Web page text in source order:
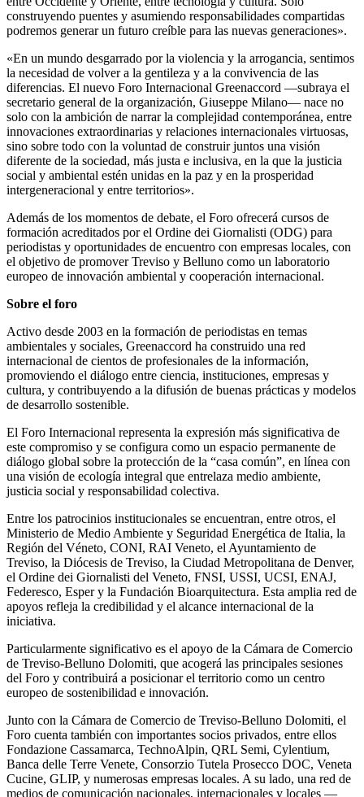
construyendo puentes y asumiendo responsabilidades compartidas
podremos generar un futuro creíble para las nuevas generaciones».
«En un mundo desgarrado por la violencia y la arrogancia, sentimos
la necesidad de volver a la gentileza y a la convivencia de las
diferencias. El nuevo Foro Internacional Greenaccord —subraya el
secretario general de la organización, Giuseppe Milano— nace no
solo con la ambición de narrar la complejidad contemporánea, entre
innovaciones extraordinarias y relaciones internacionales virtuosas,
sino sobre todo con la voluntad de construir juntos una visión
diferente de la sociedad, más justa e inclusiva, en la que la justicia
social y ambiental estén unidas en la paz y en la prosperidad
intergeneracional y entre territorios».
Además de los momentos de debate, el Foro ofrecerá cursos de
formación acreditados por el Ordine dei Giornalisti (ODG) para
periodistas y oportunidades de encuentro con empresas locales, con
el objetivo de promover Treviso y Belluno como un laboratorio
europeo de innovación ambiental y cooperación internacional.
Sobre el foro
Activo desde 2003 en la formación de periodistas en temas
ambientales y sociales, Greenaccord ha construido una red
internacional de cientos de profesionales de la información,
promoviendo el diálogo entre ciencia, instituciones, empresas y
cultura, y contribuyendo a la difusión de buenas prácticas y modelos
de desarrollo sostenible.
El Foro Internacional representa la expresión más significativa de
este compromiso y se configura como un espacio permanente de
diálogo global sobre la protección de la “casa común”, en línea con
una visión de ecología integral que entrelaza medio ambiente,
justicia social y responsabilidad colectiva.
Entre los patrocinios institucionales se encuentran, entre otros, el
Ministerio de Medio Ambiente y Seguridad Energética de Italia, la
Región del Véneto, CONI, RAI Veneto, el Ayuntamiento de
Treviso, la Diócesis de Treviso, la Ciudad Metropolitana de Denver,
el Ordine dei Giornalisti del Veneto, FNSI, USSI, UCSI, ENAJ,
Federesco, Esper y la Fundación Bioarquitectura. Esta amplia red de
apoyos refleja la credibilidad y el alcance internacional de la
iniciativa.
Particularmente significativo es el apoyo de la Cámara de Comercio
de Treviso-Belluno Dolomiti, que acogerá las principales sesiones
del Foro y contribuirá a posicionar el territorio como un centro
europeo de sostenibilidad e innovación.
Junto con la Cámara de Comercio de Treviso-Belluno Dolomiti, el
Foro cuenta también con importantes socios privados, entre ellos
Fondazione Cassamarca, TechnoAlpin, QRL Semi, Cylentium,
Banca delle Terre Venete, Consorzio Tutela Prosecco DOC, Veneta
Cucine, GLIP, y numerosas empresas locales. A su lado, una red de
medios de comunicación nacionales, internacionales y locales —